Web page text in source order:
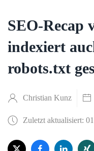
SEO-Recap
indexiert
robots.txt
Christian Kunz
Zuletzt aktualisiert: